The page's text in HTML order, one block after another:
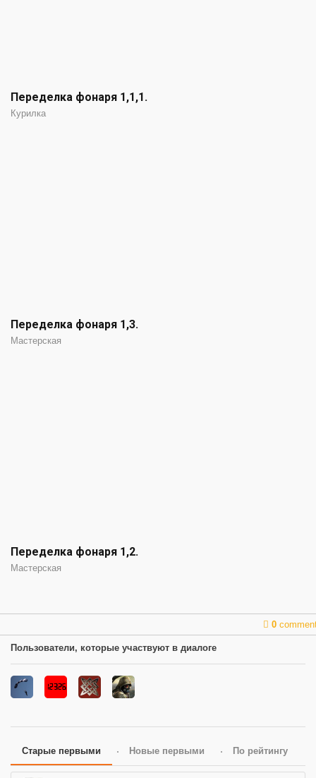
Переделка фонаря 1,1,1.
Курилка
Переделка фонаря 1,3.
Мастерская
Переделка фонаря 1,2.
Мастерская
0
Пользователи, которые участвуют в диалоге
Старые первыми Новые первыми По рейтингу